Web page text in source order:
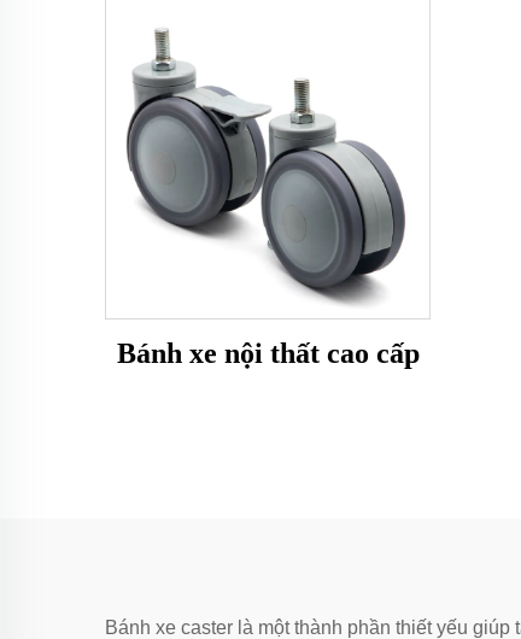
Bánh xe nội thất cao cấp
Bánh xe caster là một thành phần thiết yếu